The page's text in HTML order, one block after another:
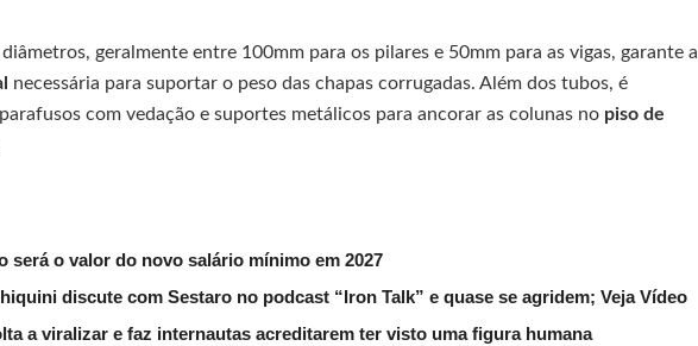
geralmente entre 100mm para os pilares e 50mm para as vigas, garante a
necessária para suportar o peso das chapas corrugadas. Além dos tubos, é
com vedação e suportes metálicos para ancorar as colunas no piso de
será o valor do novo salário mínimo em 2027
discute com Sestaro no podcast “Iron Talk” e quase se agridem; Veja Vídeo
a viralizar e faz internautas acreditarem ter visto uma figura humana